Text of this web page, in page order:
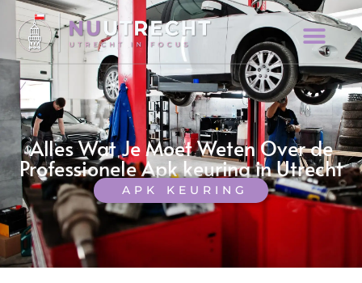
Alles Wat Je Moet Weten Over de
Professionele Apk keuring in Utrecht
APK KEURING